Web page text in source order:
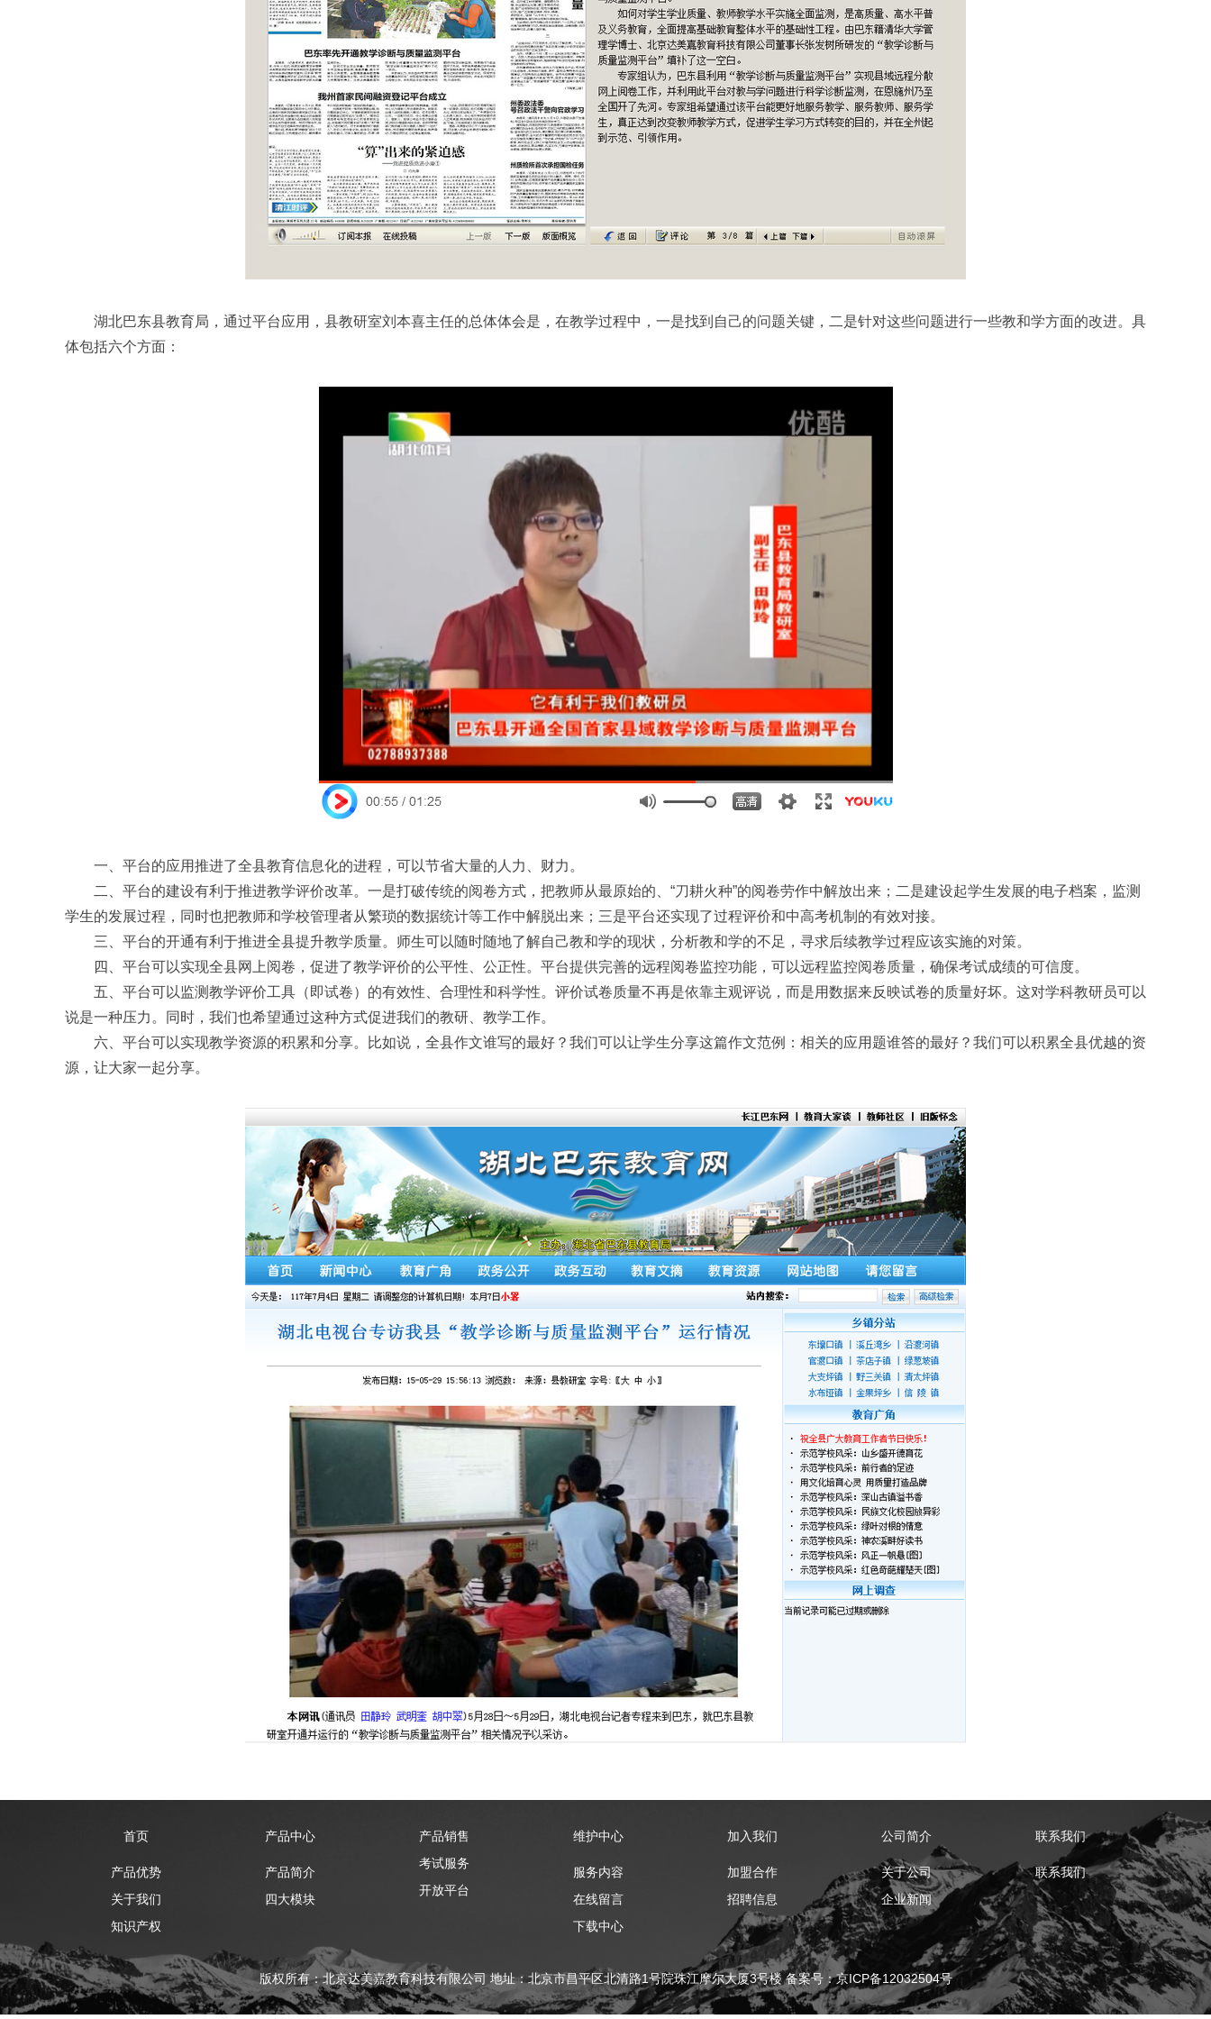
湖北巴东县教育局，通过平台应用，县教研室刘本喜主任的总体体会是，在教学过程中，一是找到自己的问题关键，二是针对这些问题进行一些教和学方面的改进。具
体包括六个方面：
一、平台的应用推进了全县教育信息化的进程，可以节省大量的人力、财力。
二、平台的建设有利于推进教学评价改革。一是打破传统的阅卷方式，把教师从最原始的、“刀耕火种”的阅卷劳作中解放出来；二是建设起学生发展的电子档案，监测
学生的发展过程，同时也把教师和学校管理者从繁琐的数据统计等工作中解脱出来；三是平台还实现了过程评价和中高考机制的有效对接。
三、平台的开通有利于推进全县提升教学质量。师生可以随时随地了解自己教和学的现状，分析教和学的不足，寻求后续教学过程应该实施的对策。
四、平台可以实现全县网上阅卷，促进了教学评价的公平性、公正性。平台提供完善的远程阅卷监控功能，可以远程监控阅卷质量，确保考试成绩的可信度。
五、平台可以监测教学评价工具（即试卷）的有效性、合理性和科学性。评价试卷质量不再是依靠主观评说，而是用数据来反映试卷的质量好坏。这对学科教研员可以
说是一种压力。同时，我们也希望通过这种方式促进我们的教研、教学工作。
六、平台可以实现教学资源的积累和分享。比如说，全县作文谁写的最好？我们可以让学生分享这篇作文范例：相关的应用题谁答的最好？我们可以积累全县优越的资
源，让大家一起分享。
首页
产品优势
关于我们
知识产权
产品中心
产品简介
四大模块
产品销售
考试服务
开放平台
维护中心
服务内容
在线留言
下载中心
加入我们
加盟合作
招聘信息
公司简介
关于公司
企业新闻
联系我们
联系我们
版权所有：北京达美嘉教育科技有限公司 地址：北京市昌平区北清路1号院珠江摩尔大厦3号楼 备案号：京ICP备12032504号